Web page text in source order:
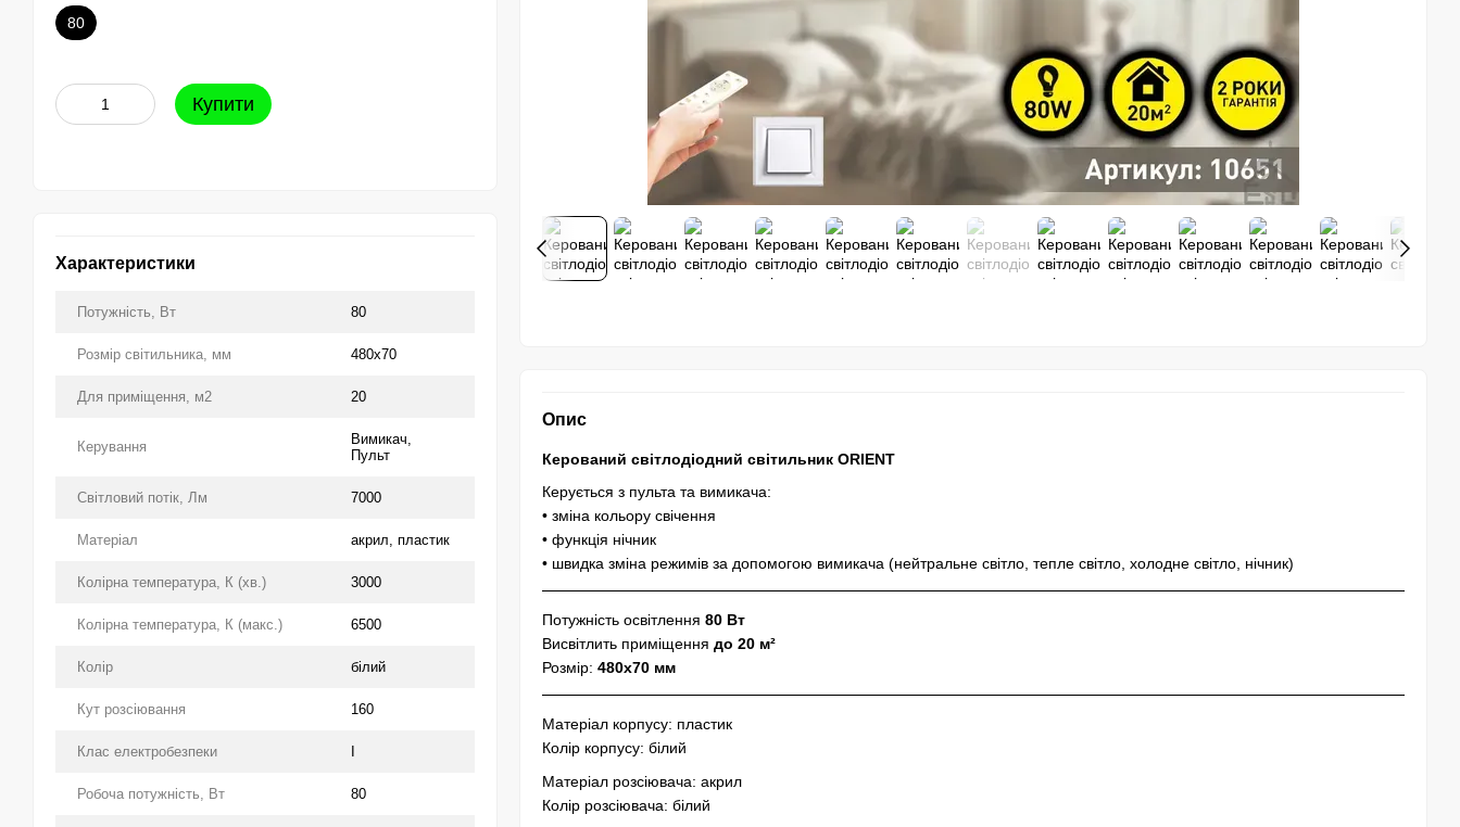
80
Купити
Характеристики
Потужність, Вт 80
Розмір світильника, мм 480x70
Для приміщення, м2 20
Керування
Вимикач,
Пульт
Світловий потік, Лм 7000
Матеріал акрил, пластик
Колірна температура, К (хв.) 3000
Колірна температура, К (макс.) 6500
Колір білий
Кут розсіювання 160
Клас електробезпеки
Робоча потужність, Вт 80
Опис
Керований світлодіодний світильник ORIENT
Керується з пульта та вимикача:
• зміна кольору свічення
• функція нічник
• швидка зміна режимів за допомогою вимикача (нейтральне світло, тепле світло, холодне світло, нічник)
Потужність освітлення 80 Вт
Висвітлить приміщення до 20 м²
Розмір: 480x70 мм
Матеріал корпусу: пластик
Колір корпусу: білий
Матеріал розсіювача: акрил
Колір розсіювача: білий